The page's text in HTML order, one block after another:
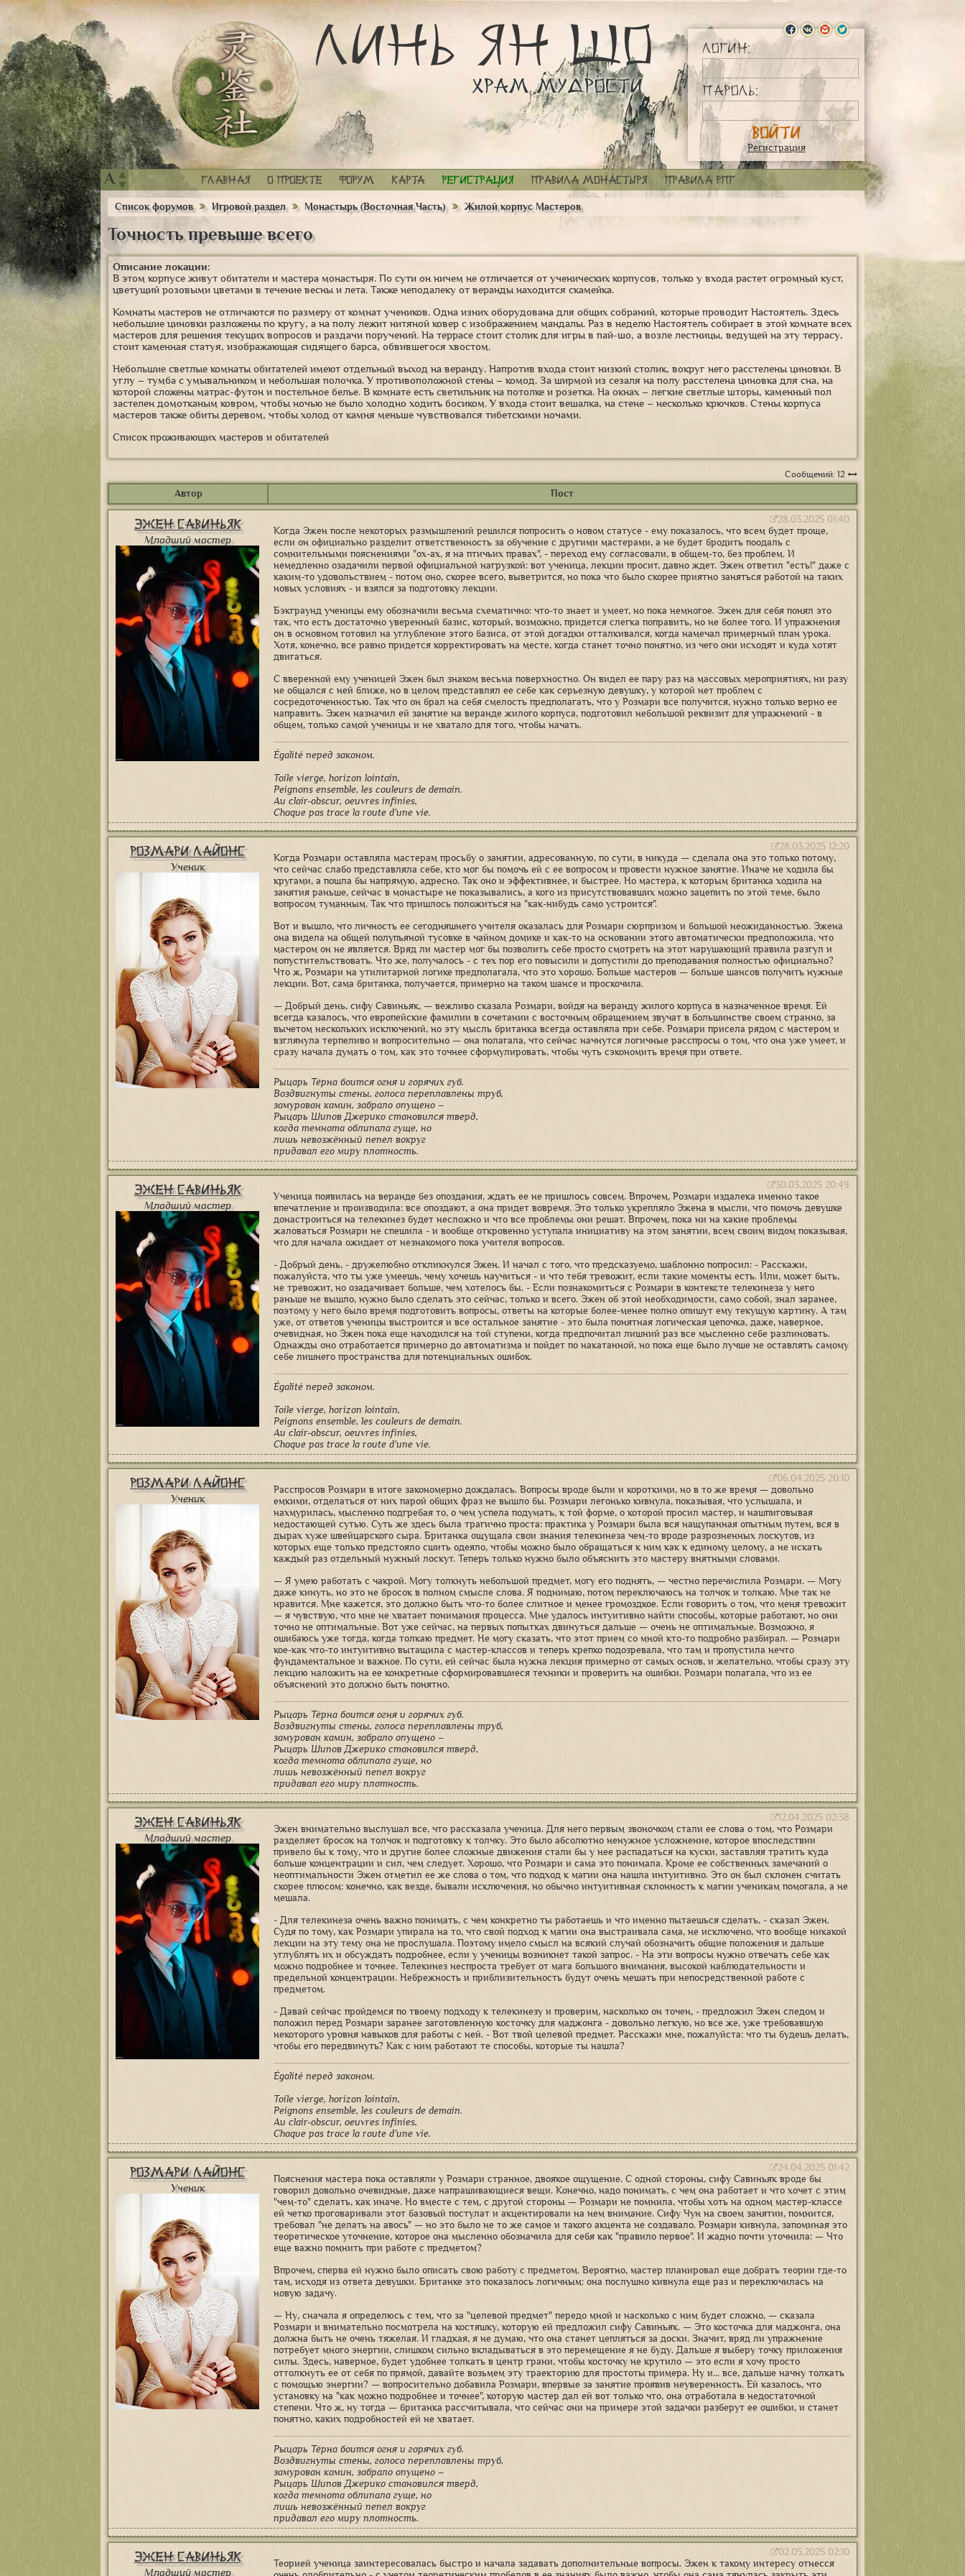
Логин:
Пароль:
Регистрация
A ▲
▼ Главная О проекте Форум Карта Регистрация Правила монастыря Правила РПГ
Список форумов Игровой раздел Монастырь (Восточная Часть) Жилой корпус Мастеров
Точность превыше всего
Описание локации:
В этом корпусе живут обитатели и мастера монастыря. По сути он ничем не отличается от ученических корпусов, только у входа растет огромный куст,
цветущий розовыми цветами в течение весны и лета. Также неподалеку от веранды находится скамейка.
Комнаты мастеров не отличаются по размеру от комнат учеников. Одна изних оборудована для общих собраний, которые проводит Настоятель. Здесь
небольшие циновки разложены по кругу, а на полу лежит нитяной ковер с изображением мандалы. Раз в неделю Настоятель собирает в этой комнате всех
мастеров для решения текущих вопросов и раздачи поручений. На террасе стоит столик для игры в пай-шо, а возле лестницы, ведущей на эту террасу,
стоит каменная статуя, изображающая сидящего барса, обвившегося хвостом.
Небольшие светлые комнаты обитателей имеют отдельный выход на веранду. Напротив входа стоит низкий столик, вокруг него расстелены циновки. В
углу – тумба с умывальником и небольшая полочка. У противоположной стены – комод. За ширмой из сезаля на полу расстелена циновка для сна, на
которой сложены матрас-футон и постельное белье. В комнате есть светильник на потолке и розетка. На окнах – легкие светлые шторы, каменный пол
застелен домотканым ковром, чтобы ночью не было холодно ходить босиком. У входа стоит вешалка, на стене – несколько крючков. Стены корпуса
мастеров также обиты деревом, чтобы холод от камня меньше чувствовался тибетскими ночами.
Список проживающих мастеров и обитателей
Сообщений: 12
Автор Пост
Эжен Савиньяк
Младший мастер
28.03.2025 01:40
Когда Эжен после некоторых размышлений решился попросить о новом статусе - ему показалось, что всем будет проще,
если он официально разделит ответственность за обучение с другими мастерами, а не будет бродить поодаль с
сомнительными пояснениями "ох-ах, я на птичьих правах", - переход ему согласовали, в общем-то, без проблем. И
немедленно озадачили первой официальной нагрузкой: вот ученица, лекции просит, давно ждет. Эжен ответил "есть!" даже с
каким-то удовольствием - потом оно, скорее всего, выветрится, но пока что было скорее приятно заняться работой на таких
новых условиях - и взялся за подготовку лекции.
Бэкграунд ученицы ему обозначили весьма схематично: что-то знает и умеет, но пока немногое. Эжен для себя понял это
так, что есть достаточно уверенный базис, который, возможно, придется слегка поправить, но не более того. И упражнения
он в основном готовил на углубление этого базиса, от этой догадки отталкивался, когда намечал примерный план урока.
Хотя, конечно, все равно придется корректировать на месте, когда станет точно понятно, из чего они исходят и куда хотят
двигаться.
С вверенной ему ученицей Эжен был знаком весьма поверхностно. Он видел ее пару раз на массовых мероприятиях, ни разу
не общался с ней ближе, но в целом представлял ее себе как серьезную девушку, у которой нет проблем с
сосредоточенностью. Так что он брал на себя смелость предполагать, что у Розмари все получится, нужно только верно ее
направить. Эжен назначил ей занятие на веранде жилого корпуса, подготовил небольшой реквизит для упражнений - в
общем, только самой ученицы и не хватало для того, чтобы начать.
Égalité перед законом.
Toile vierge, horizon lointain,
Peignons ensemble, les couleurs de demain.
Au clair-obscur, oeuvres infinies,
Chaque pas trace la route d’une vie.
Розмари Лайонс
Ученик
28.03.2025 12:20
Когда Розмари оставляла мастерам просьбу о занятии, адресованную, по сути, в никуда — сделала она это только потому,
что сейчас слабо представляла себе, кто мог бы помочь ей с ее вопросом и провести нужное занятие. Иначе не ходила бы
кругами, а пошла бы напрямую, адресно. Так оно и эффективнее, и быстрее. Но мастера, к которым британка ходила на
занятия раньше, сейчас в монастыре не показывались, а кого из присутствовавших можно зацепить по этой теме, было
вопросом туманным. Так что пришлось положиться на "как-нибудь само устроится".
Вот и вышло, что личность ее сегодняшнего учителя оказалась для Розмари сюрпризом и большой неожиданностью. Эжена
она видела на общей полупьяной тусовке в чайном домике и как-то на основании этого автоматически предположила, что
мастером он не является. Вряд ли мастер мог бы позволить себе просто смотреть на этот нарушающий правила разгул и
попустительствовать. Что же, получалось - с тех пор его повысили и допустили до преподавания полностью официально?
Что ж, Розмари на утилитарной логике предполагала, что это хорошо. Больше мастеров — больше шансов получить нужные
лекции. Вот, сама британка, получается, примерно на таком шансе и проскочила.
— Добрый день, сифу Савиньяк, — вежливо сказала Розмари, войдя на веранду жилого корпуса в назначенное время. Ей
всегда казалось, что европейские фамилии в сочетании с восточным обращением звучат в большинстве своем странно, за
вычетом нескольких исключений, но эту мысль британка всегда оставляла при себе. Розмари присела рядом с мастером и
взглянула терпеливо и вопросительно — она полагала, что сейчас начнутся логичные расспросы о том, что она уже умеет, и
сразу начала думать о том, как это точнее сформулировать, чтобы чуть сэкономить время при ответе.
Рыцарь Тёрна боится огня и горячих губ.
Воздвигнуты стены, голоса переплавлены труб,
замурован камин, забрало опущено –
Рыцарь Шипов Джерико становился тверд,
когда темнота облипала гуще, но
лишь невозжённый пепел вокруг
придавал его миру плотность.
Эжен Савиньяк
Младший мастер
30.03.2025 20:49
Ученица появилась на веранде без опоздания, ждать ее не пришлось совсем. Впрочем, Розмари издалека именно такое
впечатление и производила: все опоздают, а она придет вовремя. Это только укрепляло Эжена в мысли, что помочь девушке
донастроиться на телекинез будет несложно и что все проблемы они решат. Впрочем, пока ни на какие проблемы
жаловаться Розмари не спешила - и вообще откровенно уступала инициативу на этом занятии, всем своим видом показывая,
что для начала ожидает от незнакомого пока учителя вопросов.
- Добрый день, - дружелюбно откликнулся Эжен. И начал с того, что предсказуемо, шаблонно попросил: - Расскажи,
пожалуйста, что ты уже умеешь, чему хочешь научиться - и что тебя тревожит, если такие моменты есть. Или, может быть,
не тревожит, но озадачивает больше, чем хотелось бы. - Если познакомиться с Розмари в контексте телекинеза у него
раньше не вышло, нужно было сделать это сейчас, только и всего. Эжен об этой необходимости, само собой, знал заранее,
поэтому у него было время подготовить вопросы, ответы на которые более-менее полно опишут ему текущую картину. А там
уже, от ответов ученицы выстроится и все остальное занятие - это была понятная логическая цепочка, даже, наверное,
очевидная, но Эжен пока еще находился на той ступени, когда предпочитал лишний раз все мысленно себе разлиновать.
Однажды оно отработается примерно до автоматизма и пойдет по накатанной, но пока еще было лучше не оставлять самому
себе лишнего пространства для потенциальных ошибок.
Égalité перед законом.
Toile vierge, horizon lointain,
Peignons ensemble, les couleurs de demain.
Au clair-obscur, oeuvres infinies,
Chaque pas trace la route d’une vie.
Розмари Лайонс
Ученик
06.04.2025 20:10
Расспросов Розмари в итоге закономерно дождалась. Вопросы вроде были и короткими, но в то же время — довольно
емкими, отделаться от них парой общих фраз не вышло бы. Розмари легонько кивнула, показывая, что услышала, и
нахмурилась, мысленно подгребая то, о чем успела подумать, к той форме, о которой просил мастер, и нашпиговывая
недостающей сутью. Суть же здесь была трагично проста: практика у Розмари была вся нащупанная опытным путем, вся в
дырах хуже швейцарского сыра. Британка ощущала свои знания телекинеза чем-то вроде разрозненных лоскутов, из
которых еще только предстояло сшить одеяло, чтобы можно было обращаться к ним как к единому целому, а не искать
каждый раз отдельный нужный лоскут. Теперь только нужно было объяснить это мастеру внятными словами.
— Я умею работать с чакрой. Могу толкнуть небольшой предмет, могу его поднять, — честно перечислила Розмари. — Могу
даже кинуть, но это не бросок в полном смысле слова. Я поднимаю, потом переключаюсь на толчок и толкаю. Мне так не
нравится. Мне кажется, это должно быть что-то более слитное и менее громоздкое. Если говорить о том, что меня тревожит
— я чувствую, что мне не хватает понимания процесса. Мне удалось интуитивно найти способы, которые работают, но они
точно не оптимальные. Вот уже сейчас, на первых попытках двинуться дальше — очень не оптимальные. Возможно, я
ошибаюсь уже тогда, когда толкаю предмет. Не могу сказать, что этот прием со мной кто-то подробно разбирал. — Розмари
кое-как что-то интуитивно вытащила с мастер-классов и теперь крепко подозревала, что там и пропустила нечто
фундаментальное и важное. По сути, ей сейчас была нужна лекция примерно от самых основ, и желательно, чтобы сразу эту
лекцию наложить на ее конкретные сформировавшиеся техники и проверить на ошибки. Розмари полагала, что из ее
объяснений это должно быть понятно.
Рыцарь Тёрна боится огня и горячих губ.
Воздвигнуты стены, голоса переплавлены труб,
замурован камин, забрало опущено –
Рыцарь Шипов Джерико становился тверд,
когда темнота облипала гуще, но
лишь невозжённый пепел вокруг
придавал его миру плотность.
Эжен Савиньяк
Младший мастер
12.04.2025 02:38
Эжен внимательно выслушал все, что рассказала ученица. Для него первым звоночком стали ее слова о том, что Розмари
разделяет бросок на толчок и подготовку к толчку. Это было абсолютно ненужное усложнение, которое впоследствии
привело бы к тому, что и другие более сложные движения стали бы у нее распадаться на куски, заставляя тратить куда
больше концентрации и сил, чем следует. Хорошо, что Розмари и сама это понимала. Кроме ее собственных замечаний о
неоптимальности Эжен отметил ее же слова о том, что подход к магии она нашла интуитивно. Это он был склонен считать
скорее плюсом: конечно, как везде, бывали исключения, но обычно интуитивная склонность к магии ученикам помогала, а не
мешала.
- Для телекинеза очень важно понимать, с чем конкретно ты работаешь и что именно пытаешься сделать, - сказал Эжен.
Судя по тому, как Розмари упирала на то, что свой подход к магии она выстраивала сама, не исключено, что вообще никакой
лекции на эту тему она не прослушала. Поэтому имело смысл на всякий случай обозначить общие положения и дальше
углублять их и обсуждать подробнее, если у ученицы возникнет такой запрос. - На эти вопросы нужно отвечать себе как
можно подробнее и точнее. Телекинез неспроста требует от мага большого внимания, высокой наблюдательности и
предельной концентрации. Небрежность и приблизительность будут очень мешать при непосредственной работе с
предметом.
- Давай сейчас пройдемся по твоему подходу к телекинезу и проверим, насколько он точен, - предложил Эжен следом и
положил перед Розмари заранее заготовленную косточку для маджонга - довольно легкую, но все же, уже требовавшую
некоторого уровня навыков для работы с ней. - Вот твой целевой предмет. Расскажи мне, пожалуйста: что ты будешь делать,
чтобы его передвинуть? Как с ним работают те способы, которые ты нашла?
Égalité перед законом.
Toile vierge, horizon lointain,
Peignons ensemble, les couleurs de demain.
Au clair-obscur, oeuvres infinies,
Chaque pas trace la route d’une vie.
Розмари Лайонс
Ученик
24.04.2025 01:42
Пояснения мастера пока оставляли у Розмари странное, двоякое ощущение. С одной стороны, сифу Савиньяк вроде бы
говорил довольно очевидные, даже напрашивающиеся вещи. Конечно, надо понимать, с чем она работает и что хочет с этим
"чем-то" сделать, как иначе. Но вместе с тем, с другой стороны — Розмари не помнила, чтобы хоть на одном мастер-классе
ей четко проговаривали этот базовый постулат и акцентировали на нем внимание. Сифу Чун на своем занятии, помнится,
требовал "не делать на авось" — но это было не то же самое и такого акцента не создавало. Розмари кивнула, запоминая это
теоретическое уточнение, которое она мысленно обозначила для себя как "правило первое". И жадно почти уточнила: — Что
еще важно помнить при работе с предметом?
Впрочем, сперва ей нужно было описать свою работу с предметом. Вероятно, мастер планировал еще добрать теории где-то
там, исходя из ответа девушки. Британке это показалось логичным: она послушно кивнула еще раз и переключилась на
новую задачу.
— Ну, сначала я определюсь с тем, что за "целевой предмет" передо мной и насколько с ним будет сложно, — сказала
Розмари и внимательно посмотрела на костяшку, которую ей предложил сифу Савиньяк. — Это косточка для маджонга, она
должна быть не очень тяжелая. И гладкая, я не думаю, что она станет цепляться за доски. Значит, вряд ли упражнение
потребует много энергии, слишком сильно вкладываться в это перемещение я не буду. Дальше я выберу точку приложения
силы. Здесь, наверное, будет удобнее толкать в центр грани, чтобы косточку не крутило — это если я хочу просто
оттолкнуть ее от себя по прямой, давайте возьмем эту траекторию для простоты примера. Ну и... все, дальше начну толкать
с помощью энергии? — вопросительно добавила Розмари, впервые за занятие проявив неуверенность. Ей казалось, что
установку на "как можно подробнее и точнее", которую мастер дал ей вот только что, она отработала в недостаточной
степени. Что ж, ну тогда — британка рассчитывала, что сейчас они на примере этой задачки разберут ее ошибки, и станет
понятно, каких подробностей ей не хватает.
Рыцарь Тёрна боится огня и горячих губ.
Воздвигнуты стены, голоса переплавлены труб,
замурован камин, забрало опущено –
Рыцарь Шипов Джерико становился тверд,
когда темнота облипала гуще, но
лишь невозжённый пепел вокруг
придавал его миру плотность.
Эжен Савиньяк
Младший мастер
02.05.2025 02:10
Теорией ученица заинтересовалась быстро и начала задавать дополнительные вопросы. Эжен к такому интересу отнесся